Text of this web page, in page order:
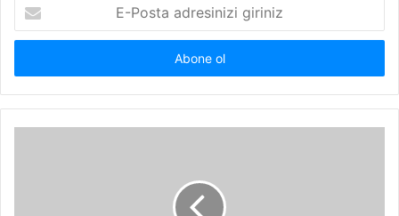
Posta
adresinizi